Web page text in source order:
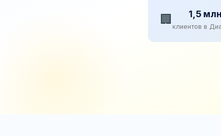
🏢 1,5 млн
клиентов в